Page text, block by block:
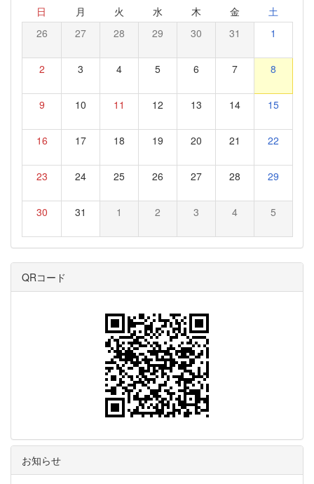
日 月 火 水 木 金 土
26 27 28 29 30 31 1
2 3 4 5 6 7 8
9 10 11 12 13 14 15
16 17 18 19 20 21 22
23 24 25 26 27 28 29
30 31 1 2 3 4 5
QRコード
お知らせ